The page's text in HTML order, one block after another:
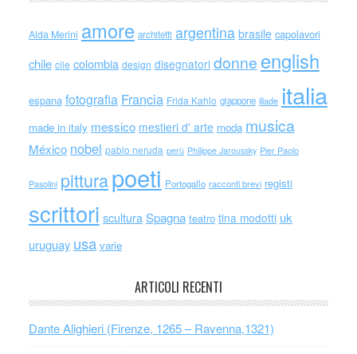
Alda Merini amore architetti argentina brasile capolavori
chile cile colombia design disegnatori donne english
espana fotografia Francia Frida Kahlo giappone iliade italia
made in italy messico mestieri d' arte moda musica
México nobel pablo neruda perù Philippe Jaroussky Pier Paolo
Pasolini pitturapoeti Portogallo racconti brevi registi
scrittori scultura Spagna teatro tina modotti uk
uruguay usa varie
ARTICOLI RECENTI
Dante Alighieri (Firenze, 1265 – Ravenna,1321)